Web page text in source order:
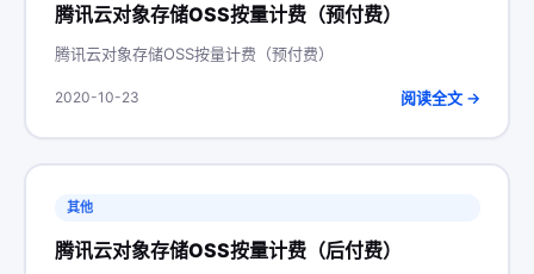
腾讯云对象存储OSS按量计费（预付费）
腾讯云对象存储OSS按量计费（预付费）
2020-10-23 阅读全文 →
其他
腾讯云对象存储OSS按量计费（后付费）